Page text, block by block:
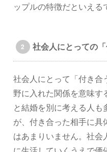
ップルの特徴だといえる
社会人にとっての「
社会人にとって「付き合
野に入れた関係を意味
と結婚を別に考える人
が、付き合った相手に具
はあまりいません。社